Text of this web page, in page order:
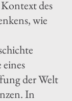
des
wie
der Welt
In